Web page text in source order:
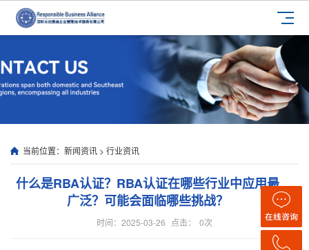
当前位置： 新闻资讯 > 行业资讯
什么是RBA认证？RBA认证在哪些行业中应用最
广泛？可能会面临哪些挑战？
时间：2025-03-26 点击： 0次